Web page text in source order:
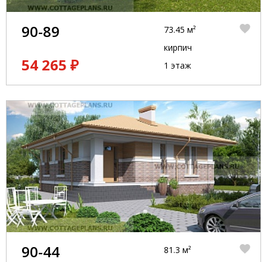
90-89
54 265 ₽
73.45 м²
кирпич
1 этаж
90-44 81.3 м²